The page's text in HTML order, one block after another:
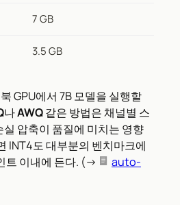
7 GB
3.5 GB
GPU에서 7B 모델을 실행할
나AWQ같은 방법은 채널별 스
압축이 품질에 미치는 영향
INT4도 대부분의 벤치마크에
트 이내에 든다. (→
auto-